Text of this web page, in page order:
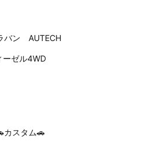
バン AUTECH
ール ディーゼル4WD
カスタム🚗